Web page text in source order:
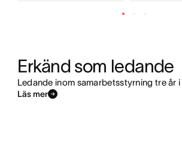
Erkänd som ledande
Ledande inom samarbetsstyrning tre år i
Läs mer